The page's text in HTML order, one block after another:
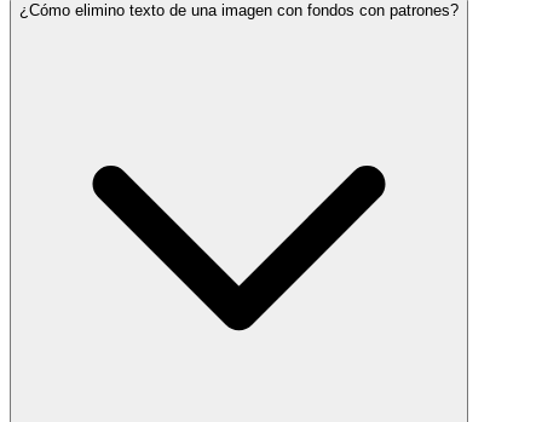
¿Cómo elimino texto de una imagen con fondos con patrones?